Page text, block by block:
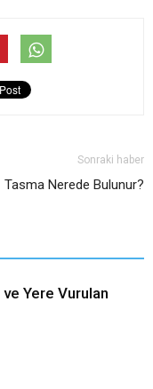
Sonraki haber
Tasma Nerede Bulunur?
Yere Vurulan